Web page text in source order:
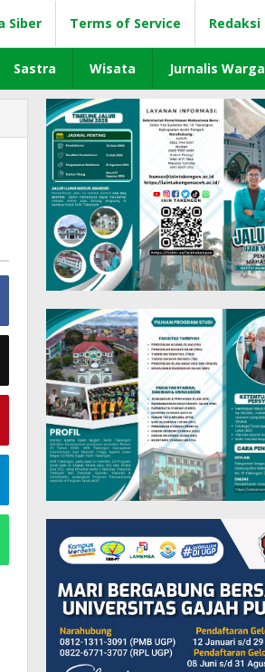
Siber Terms of Service Redaksi
Sastra Wisata Jurnalis Warga